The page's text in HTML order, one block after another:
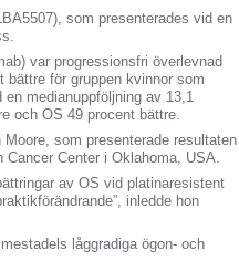
som presenterades vid en
var progressionsfri överlevnad
bättre för gruppen kvinnor som
medianuppföljning av 13,1
och OS 49 procent bättre.
som presenterade resultaten
Center i Oklahoma, USA.
av OS vid platinaresistent
inledde hon
låggradiga ögon- och